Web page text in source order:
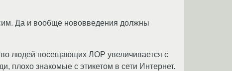
Да и вообще нововведения должны
людей посещающих ЛОР увеличивается с
плохо знакомые с этикетом в сети Интернет.